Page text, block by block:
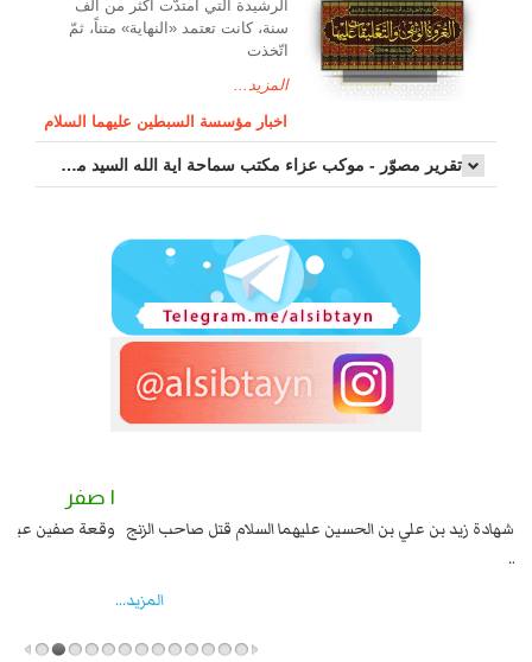
الرشیدة الّتي امتدّت أكثر من ألف
سنة، كانت تعتمد «النهاية» متناً، ثمّ
اتّخذت
المزيد...
اخبار مؤسسة السبطين عليهما السلام
تقرير مصوّر - موكب عزاء مکتب سماحة اية الله السيد مرتضى الموسوي الاصفهاني في يوم إستشهاد السيدة فاطم...
السبايا عند يزيد شهادة زيد بن علي بن الحسين عليهما السلام قتل صاحب الزنج
واخماد انقلابه ...